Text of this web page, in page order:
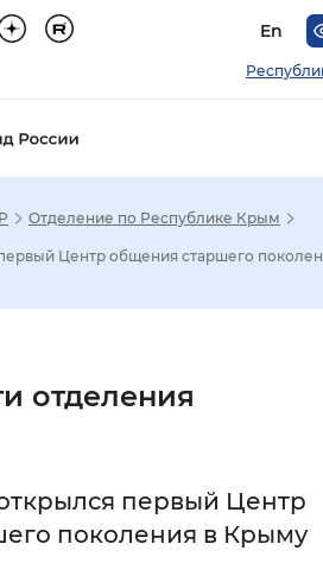
En
Увеличенный
С засечками
Отделение по Республике Крым
Центр общения старшего
отделения
первый Центр
поколения в Крыму